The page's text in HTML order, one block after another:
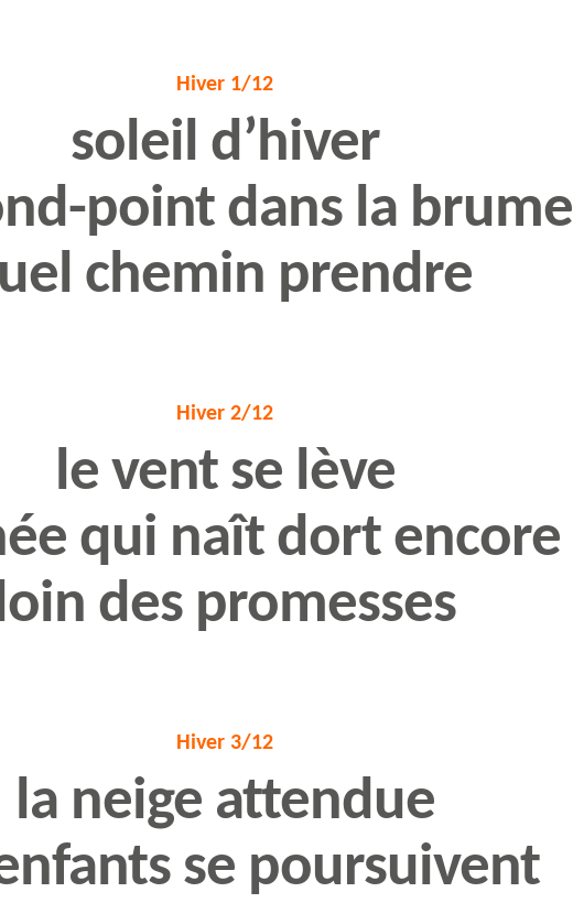
Hiver 1/12
soleil d’hiver
point dans la brume
chemin prendre
Hiver 2/12
le vent se lève
qui naît dort encore
des promesses
Hiver 3/12
la neige attendue
se poursuivent